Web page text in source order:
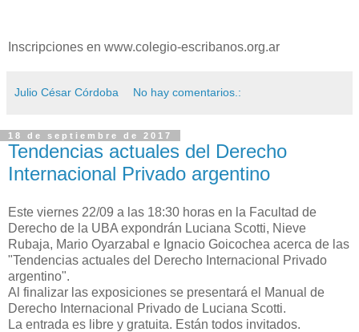
Inscripciones en www.colegio-escribanos.org.ar
Julio César Córdoba No hay comentarios.:
18 de septiembre de 2017
Tendencias actuales del Derecho
Internacional Privado argentino
Este viernes 22/09 a las 18:30 horas en la Facultad de
Derecho de la UBA expondrán Luciana Scotti, Nieve
Rubaja, Mario Oyarzabal e Ignacio Goicochea acerca de las
"Tendencias actuales del Derecho Internacional Privado
argentino".
Al finalizar las exposiciones se presentará el Manual de
Derecho Internacional Privado de Luciana Scotti.
La entrada es libre y gratuita. Están todos invitados.